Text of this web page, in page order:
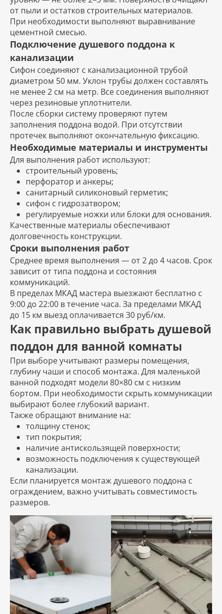
от пыли и остатков строительных материалов.
При необходимости выполняют выравнивание
цементной смесью.
Подключение душевого поддона к
канализации
Сифон соединяют с канализационной трубой
диаметром 50 мм. Уклон трубы должен составлять
не менее 2 см на метр. Все соединения выполняют
через резиновые уплотнители.
После сборки систему проверяют путем
заполнения поддона водой. При отсутствии
протечек выполняют окончательную фиксацию.
Необходимые материалы и инструменты
Для выполнения работ используют:
строительный уровень;
перфоратор и анкеры;
санитарный силиконовый герметик;
сифон с гидрозатвором;
регулируемые ножки или блоки для основания.
Качественные материалы обеспечивают
долговечность конструкции.
Сроки выполнения работ
Среднее время выполнения — от 2 до 4 часов. Срок
зависит от типа поддона и состояния
коммуникаций.
В пределах МКАД мастера выезжают бесплатно с
9:00 до 22:00 в течение часа. За пределами МКАД
до 15 км выезд оплачивается 30 руб/км.
Как правильно выбрать душевой
поддон для ванной комнаты
При выборе учитывают размеры помещения,
глубину чаши и способ монтажа. Для маленькой
ванной подходят модели 80×80 см с низким
бортом. При необходимости скрыть коммуникации
выбирают более глубокий вариант.
Также обращают внимание на:
толщину стенок;
тип покрытия;
наличие антискользящей поверхности;
возможность подключения к существующей
канализации.
Если планируется монтаж душевого поддона с
ограждением, важно учитывать совместимость
размеров.